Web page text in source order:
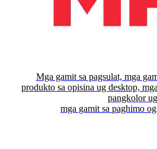
Mga gamit sa pagsulat, mga
produkto sa opisina ug desktop,
pangkolor ug
mga gamit sa paghimo